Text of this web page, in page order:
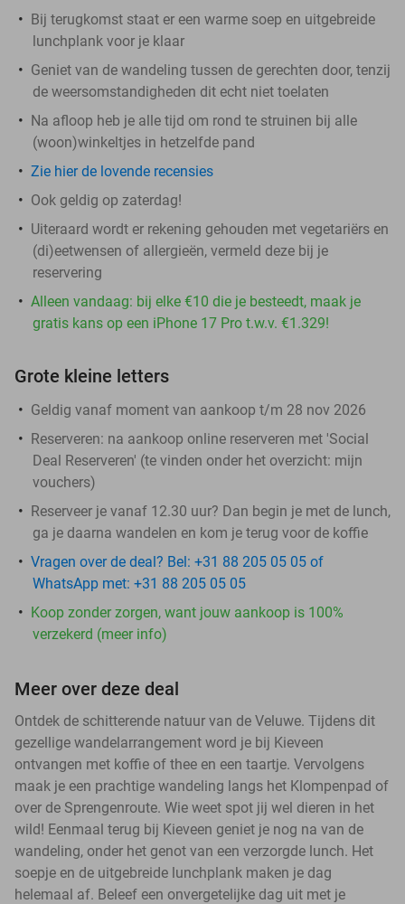
Bij terugkomst staat er een warme soep en uitgebreide
lunchplank voor je klaar
Geniet van de wandeling tussen de gerechten door, tenzij
de weersomstandigheden dit echt niet toelaten
Na afloop heb je alle tijd om rond te struinen bij alle
(woon)winkeltjes in hetzelfde pand
Zie hier de lovende recensies
Ook geldig op zaterdag!
Uiteraard wordt er rekening gehouden met vegetariërs en
(di)eetwensen of allergieën, vermeld deze bij je
reservering
Alleen vandaag: bij elke €10 die je besteedt, maak je
gratis kans op een iPhone 17 Pro t.w.v. €1.329!
Grote kleine letters
Geldig vanaf moment van aankoop t/m 28 nov 2026
Reserveren: na aankoop online reserveren met 'Social
Deal Reserveren' (te vinden onder het overzicht: mijn
vouchers)
Reserveer je vanaf 12.30 uur? Dan begin je met de lunch,
ga je daarna wandelen en kom je terug voor de koffie
Vragen over de deal? Bel: +31 88 205 05 05 of
WhatsApp met: +31 88 205 05 05
Koop zonder zorgen, want jouw aankoop is 100%
verzekerd (meer info)
Meer over deze deal
Ontdek de schitterende natuur van de Veluwe. Tijdens dit
gezellige wandelarrangement word je bij Kieveen
ontvangen met koffie of thee en een taartje. Vervolgens
maak je een prachtige wandeling langs het Klompenpad of
over de Sprengenroute. Wie weet spot jij wel dieren in het
wild! Eenmaal terug bij Kieveen geniet je nog na van de
wandeling, onder het genot van een verzorgde lunch. Het
soepje en de uitgebreide lunchplank maken je dag
helemaal af. Beleef een onvergetelijke dag uit met je